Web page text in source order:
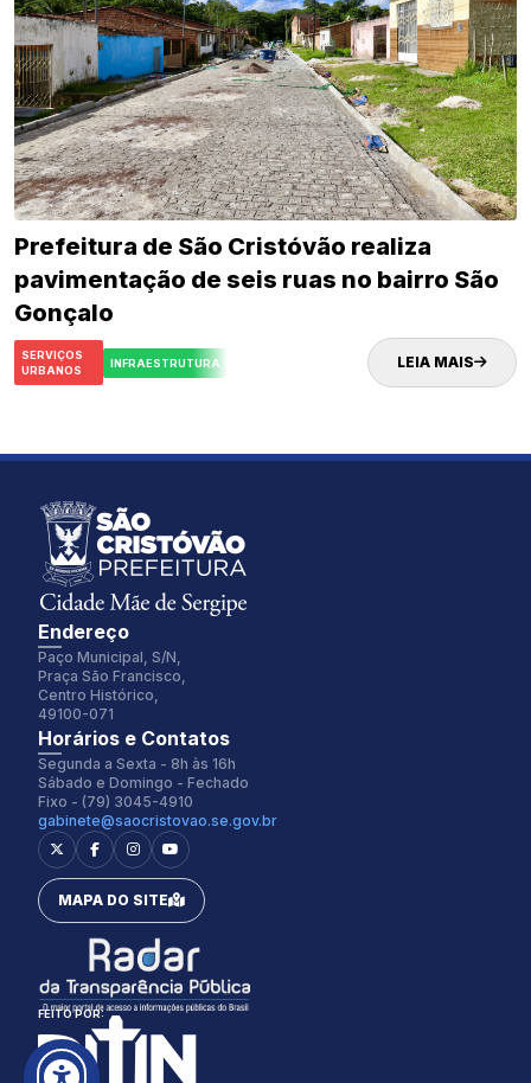
Prefeitura de São Cristóvão realiza
pavimentação de seis ruas no bairro São
Gonçalo
SERVIÇOS
URBANOS
INFRAESTRUTURA LEIA MAIS
Inter
Espaçamento Fonte:
0px
Alterar Tema:
Claro
Endereço
Paço Municipal, S/N,
Praça São Francisco,
Centro Histórico,
49100-071
Horários e Contatos
Segunda a Sexta - 8h às 16h
Sábado e Domingo - Fechado
Fixo - (79) 3045-4910
gabinete@saocristovao.se.gov.br
MAPA DO SITE
FEITO POR: